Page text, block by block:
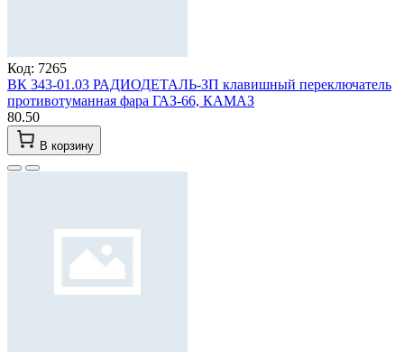
Код: 7265
ВК 343-01.03 РАДИОДЕТАЛЬ-ЗП клавишный переключатель
противотуманная фара ГАЗ-66, КАМАЗ
80.50
В корзину